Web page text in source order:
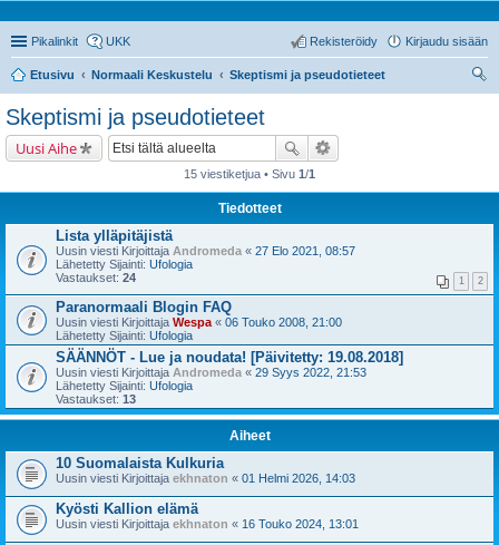
Pikalinkit UKK Kirjaudu sisään
Rekisteröidy
Etusivu Normaali Keskustelu
Skeptismi ja pseudotieteet
Skeptismi ja pseudotieteet
Uusi Aihe
15 viestiketjua • Sivu 1/1
Tiedotteet
Lista ylläpitäjistä
Uusin viesti Kirjoittaja Andromeda « 27 Elo 2021, 08:57
Lähetetty Sijainti: Ufologia
Vastaukset: 24 1 2
Paranormaali Blogin FAQ
Uusin viesti Kirjoittaja Wespa « 06 Touko 2008, 21:00
Lähetetty Sijainti: Ufologia
SÄÄNNÖT - Lue ja noudata! [Päivitetty: 19.08.2018]
Uusin viesti Kirjoittaja Andromeda « 29 Syys 2022, 21:53
Lähetetty Sijainti: Ufologia
Vastaukset: 13
Aiheet
10 Suomalaista Kulkuria
Uusin viesti Kirjoittaja ekhnaton « 01 Helmi 2026, 14:03
Kyösti Kallion elämä
Uusin viesti Kirjoittaja ekhnaton « 16 Touko 2024, 13:01